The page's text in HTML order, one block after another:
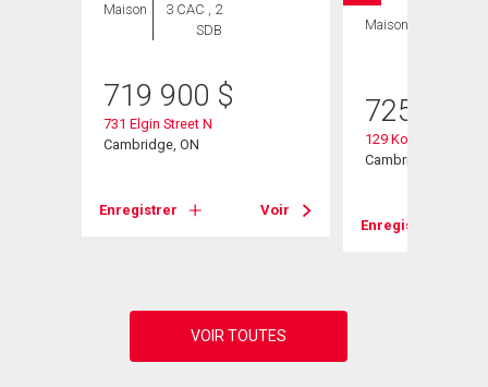
Maison
3 CAC , 2
SDB
719 900 $
731 Elgin Street N
Cambridge, ON
Enregistrer Voir
Maison
725 000
129 Kovac Road
Cambridge, ON
Enregistrer